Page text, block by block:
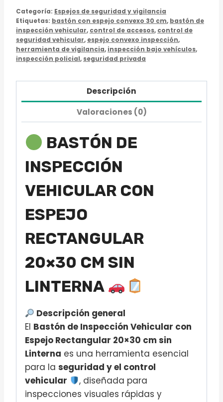
Vehicular
con
Espejo
Rectangular
20x30
Linterna
Categoría: Espejos de seguridad y vigilancia
Etiquetas: bastón con espejo convexo 30 cm, bastón de
inspección vehicular, control de accesos, control de
seguridad vehicular, espejo convexo inspección,
herramienta de vigilancia, inspección bajo vehículos,
inspección policial, seguridad privada
Descripción
Valoraciones (0)
BASTÓN DE
INSPECCIÓN
VEHICULAR CON
ESPEJO
RECTANGULAR
20×30 CM SIN
LINTERNA
Descripción general
El Bastón de Inspección Vehicular con
Espejo Rectangular 20×30 cm sin
Linterna es una herramienta esencial
para la seguridad y el control
vehicular
, diseñada para
inspecciones visuales rápidas y